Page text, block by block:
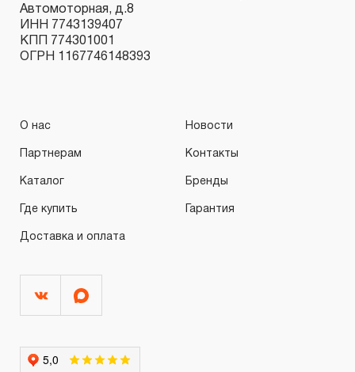
Автомоторная, д.8
ИНН 7743139407
КПП 774301001
ОГРН 1167746148393
О нас Новости
Партнерам Контакты
Каталог Бренды
Где купить Гарантия
Доставка и оплата